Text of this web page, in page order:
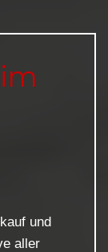
und
aller